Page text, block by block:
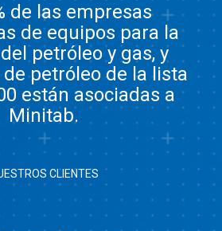
de las empresas
de equipos para la
petróleo y gas, y
petróleo de la lista
están asociadas a
Minitab.
CLIENTES